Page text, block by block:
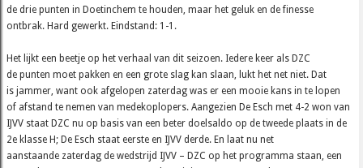
de drie punten in Doetinchem te houden, maar het geluk en de finesse
ontbrak. Hard gewerkt. Eindstand: 1-1.
Het lijkt een beetje op het verhaal van dit seizoen. Iedere keer als DZC
de punten moet pakken en een grote slag kan slaan, lukt het net niet. Dat
is jammer, want ook afgelopen zaterdag was er een mooie kans in te lopen
of afstand te nemen van medekoplopers. Aangezien De Esch met 4-2 won van
IJVV staat DZC nu op basis van een beter doelsaldo op de tweede plaats in de
2e klasse H; De Esch staat eerste en IJVV derde. En laat nu net
aanstaande zaterdag de wedstrijd IJVV – DZC op het programma staan, een